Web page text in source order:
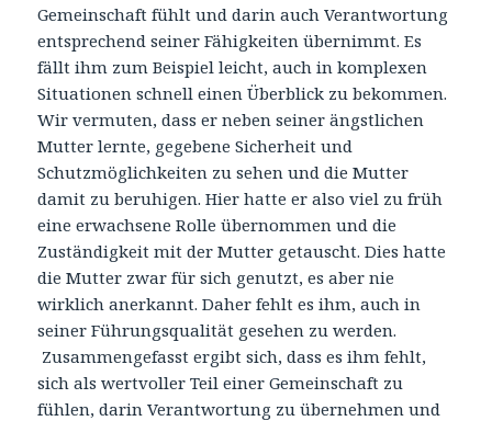
Gemeinschaft fühlt und darin auch Verantwortung
entsprechend seiner Fähigkeiten übernimmt. Es
fällt ihm zum Beispiel leicht, auch in komplexen
Situationen schnell einen Überblick zu bekommen.
Wir vermuten, dass er neben seiner ängstlichen
Mutter lernte, gegebene Sicherheit und
Schutzmöglichkeiten zu sehen und die Mutter
damit zu beruhigen. Hier hatte er also viel zu früh
eine erwachsene Rolle übernommen und die
Zuständigkeit mit der Mutter getauscht. Dies hatte
die Mutter zwar für sich genutzt, es aber nie
wirklich anerkannt. Daher fehlt es ihm, auch in
seiner Führungsqualität gesehen zu werden.
Zusammengefasst ergibt sich, dass es ihm fehlt,
sich als wertvoller Teil einer Gemeinschaft zu
fühlen, darin Verantwortung zu übernehmen und